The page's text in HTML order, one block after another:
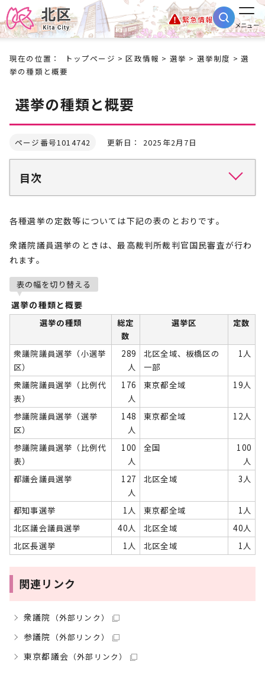
緊急情報
メニュー
現在の位置： トップページ >区政情報 > 選挙 > 選挙制度 > 選
挙の種類と概要
選挙の種類と概要
ページ番号1014742 更新日： 2025年2月7日
目次
各種選挙の定数等については下記の表のとおりです。
衆議院議員選挙のときは、最高裁判所裁判官国民審査が行わ
れます。
表の幅を切り替える
選挙の種類と概要
選挙の種類
総定
数
選挙区 定数
衆議院議員選挙（小選挙
区）
289
人
北区全域、板橋区の
一部
1人
衆議院議員選挙（比例代
表）
176
人
東京都全域 19人
参議院議員選挙（選挙
区）
148
人
東京都全域 12人
参議院議員選挙（比例代
表）
100
人
全国
100
人
都議会議員選挙
127
人
北区全域 3人
都知事選挙 1人 東京都全域
1人
北区議会議員選挙
40人 北区全域
40人
北区長選挙
1人 北区全域 1人
関連リンク
衆議院 （外部リンク）
参議院 （外部リンク）
東京都議会 （外部リンク）